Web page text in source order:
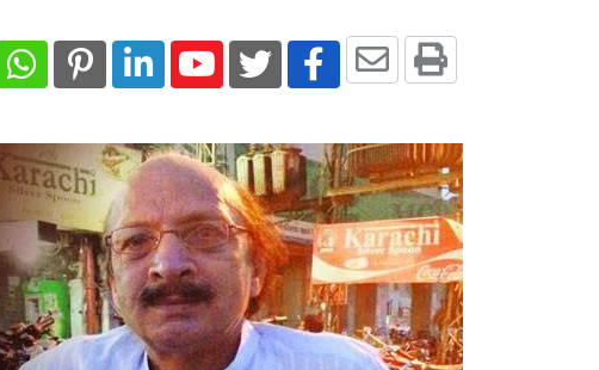
Youtube
LinkedIn Print
Share
via
Email